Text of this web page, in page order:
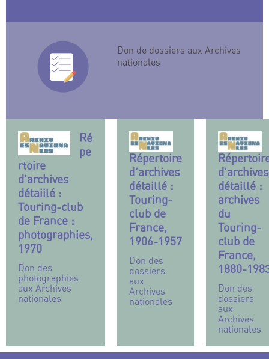
Don de dossiers aux Archives
nationales
Ré
pe
rtoire
d’archives
détaiilé :
Touring-club
de France :
photographies,
1970
Don des
photographies
aux Archives
nationales
Répertoire
d’archives
détaillé :
Touring-
club de
France,
1906-1957
Don des
dossiers
aux
Archives
nationales
d’archives
détaillé :
archives
du
Touring-
club de
France,
1880-
Don des
dossiers
aux
Archives
nationales